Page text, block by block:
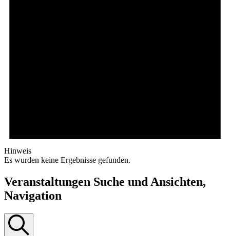
Hinweis
Es wurden keine Ergebnisse gefunden.
Veranstaltungen Suche und Ansichten,
Navigation